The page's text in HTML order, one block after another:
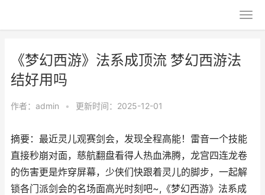
《梦幻西游》法系成顶流 梦幻西游法
结好用吗
作者： admin • 更新时间：2025-12-01
摘要：最近灵儿观赛剑会，发现全程高能！雷音一个技能
直接秒崩对面，慈航翻盘看得人热血沸腾，龙宫四连龙卷
的伤害更是炸穿屏幕，少侠们快跟着灵儿的脚步，一起解
锁各门派剑会的名场面高光时刻吧~,《梦幻西游》法系成